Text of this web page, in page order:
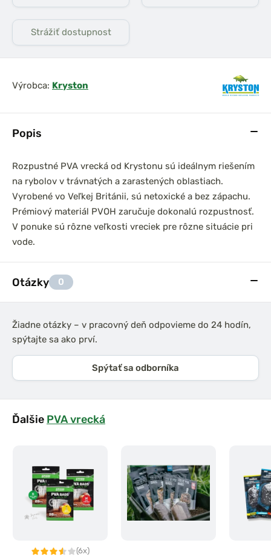
Popis
Rozpustné PVA vrecká od Krystonu sú ideálnym riešením
na rybolov v trávnatých a zarastených oblastiach.
Vyrobené vo Veľkej Británii, sú netoxické a bez zápachu.
Prémiový materiál PVOH zaručuje dokonalú rozpustnosť.
V ponuke sú rôzne veľkosti vreciek pre rôzne situácie pri
vode.
Otázky 0
Žiadne otázky – v pracovný deň odpovieme do 24 hodín,
spýtajte sa ako prví.
Spýtať sa odborníka
Ďalšie PVA vrecká
(6x)
Strážiť dostupnost
Výrobca: Kryston